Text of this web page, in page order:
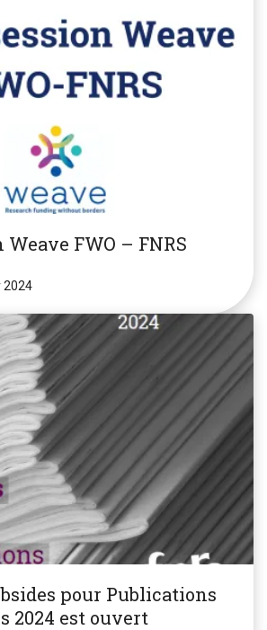
FWO – FNRS
2024
pour Publications
2024 est ouvert